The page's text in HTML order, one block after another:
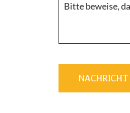
Bitte beweise,
NACHRICHT